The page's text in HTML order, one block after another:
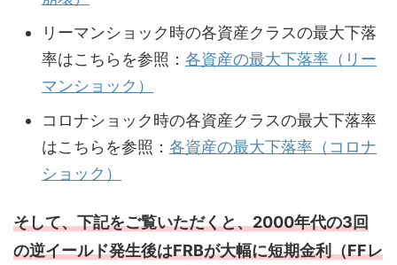
リーマンショック時の各資産クラスの最大下落
率はこちらを参照： 各資産の最大下落率（リー
マンショック）
コロナショック時の各資産クラスの最大下落率
はこちらを参照： 各資産の最大下落率（コロナ
ショック）
そして、下記をご覧いただくと、2000年代の3回
の逆イールド発生後はFRBが大幅に短期金利（FFレ